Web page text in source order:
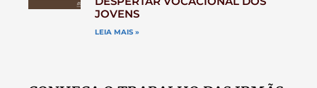
JOVENS
LEIA MAIS »